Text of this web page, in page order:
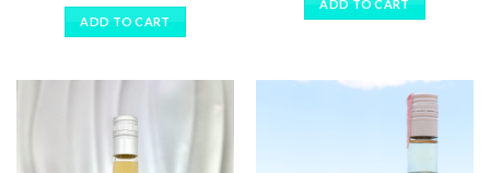
ADD TO CART
ADD TO CART